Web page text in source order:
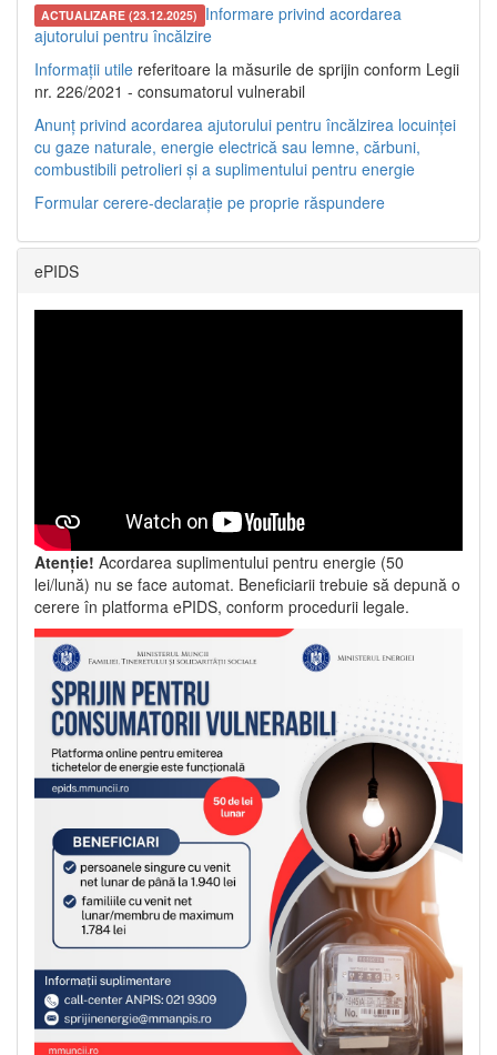
ACTUALIZARE (23.12.2025) Informare privind acordarea
ajutorului pentru încălzire
Informații utile referitoare la măsurile de sprijin conform Legii
nr. 226/2021 - consumatorul vulnerabil
Anunț privind acordarea ajutorului pentru încălzirea locuinței
cu gaze naturale, energie electrică sau lemne, cărbuni,
combustibili petrolieri și a suplimentului pentru energie
Formular cerere-declarație pe proprie răspundere
ePIDS
Atenție! Acordarea suplimentului pentru energie (50
lei/lună) nu se face automat. Beneficiarii trebuie să depună o
cerere în platforma ePIDS, conform procedurii legale.